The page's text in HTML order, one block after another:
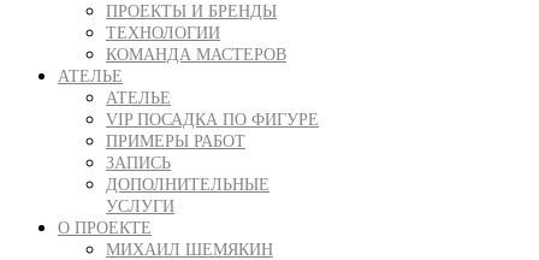
ПРОЕКТЫ И БРЕНДЫ
ТЕХНОЛОГИИ
КОМАНДА МАСТЕРОВ
АТЕЛЬЕ
АТЕЛЬЕ
VIP ПОСАДКА ПО ФИГУРЕ
ПРИМЕРЫ РАБОТ
ЗАПИСЬ
ДОПОЛНИТЕЛЬНЫЕ
УСЛУГИ
О ПРОЕКТЕ
МИХАИЛ ШЕМЯКИН